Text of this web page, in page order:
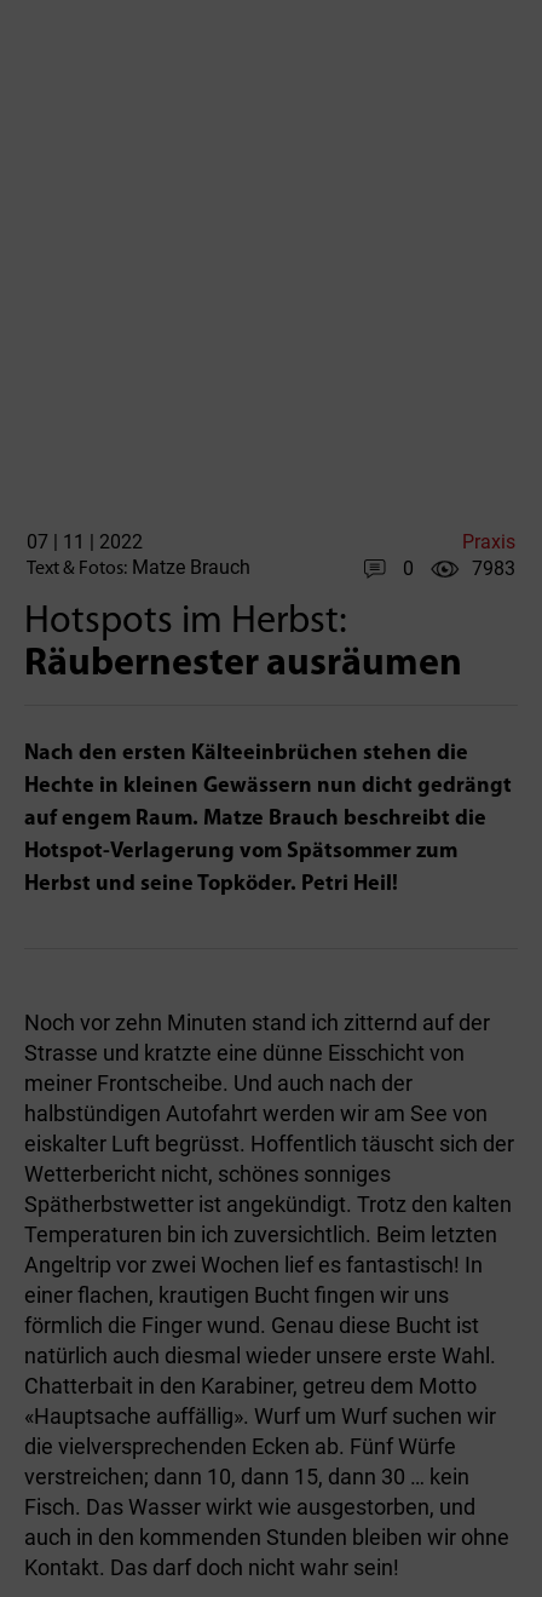
07 | 11 | 2022 Praxis
Text & Fotos: Matze Brauch 0 7983
Hotspots im Herbst:
Räubernester ausräumen
Nach den ersten Kälteeinbrüchen stehen die
Hechte in kleinen Gewässern nun dicht gedrängt
auf engem Raum. Matze Brauch beschreibt die
Hotspot-Verlagerung vom Spätsommer zum
Herbst und seine Topköder. Petri Heil!
Noch vor zehn Minuten stand ich zitternd auf der
Strasse und kratzte eine dünne Eisschicht von
meiner Frontscheibe. Und auch nach der
halbstündigen Autofahrt werden wir am See von
eiskalter Luft begrüsst. Hoffentlich täuscht sich der
Wetterbericht nicht, schönes sonniges
Spätherbstwetter ist angekündigt. Trotz den kalten
Temperaturen bin ich zuversichtlich. Beim letzten
Angeltrip vor zwei Wochen lief es fantastisch! In
einer flachen, krautigen Bucht fingen wir uns
förmlich die Finger wund. Genau diese Bucht ist
natürlich auch diesmal wieder unsere erste Wahl.
Chatterbait in den Karabiner, getreu dem Motto
«Hauptsache auffällig». Wurf um Wurf suchen wir
die vielversprechenden Ecken ab. Fünf Würfe
verstreichen; dann 10, dann 15, dann 30 … kein
Fisch. Das Wasser wirkt wie ausgestorben, und
auch in den kommenden Stunden bleiben wir ohne
Kontakt. Das darf doch nicht wahr sein!